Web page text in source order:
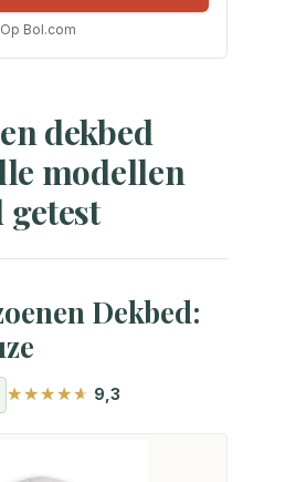
Op Bol.com
dekbed
modellen
Dekbed:
9,3